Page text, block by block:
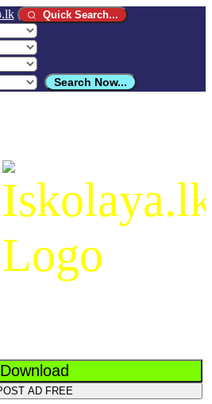
.lk Quick Search...
Search Now...
Download
AD FREE